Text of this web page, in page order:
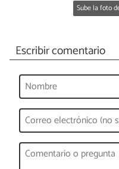
Sube la foto
Escribir comentario